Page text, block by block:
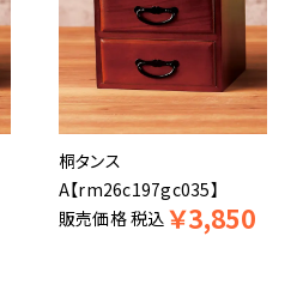
桐タンス
A【rm26c197gc035】
販売価格税込 ￥3,850